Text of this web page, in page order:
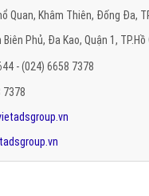
Quan, Khâm Thiên, Đống Đa,
Phủ, Đa Kao, Quận 1, TP.Hồ
- (024) 6658 7378
7378